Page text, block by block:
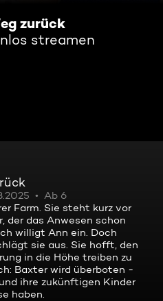
zurück
streamen
Ab 6
Farm. Sie steht kurz vor
der das Anwesen schon
willigt Ann ein. Doch
sie aus. Sie hofft, den
in die Höhe treiben zu
Baxter wird überboten -
ihre zukünftigen Kinder
haben.